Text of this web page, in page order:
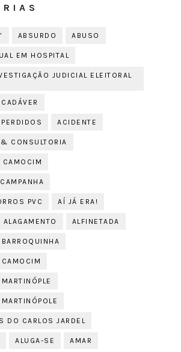
ABSURDO ABUSO
EM HOSPITAL
JUDICIAL ELEITORAL
ACIDENTE
CONSULTORIA
CAMOCIM
PVC AÍ JÁ ERA!
ALAGAMENTO ALFINETADA
DO CARLOS JARDEL
ALUGA-SE AMAR